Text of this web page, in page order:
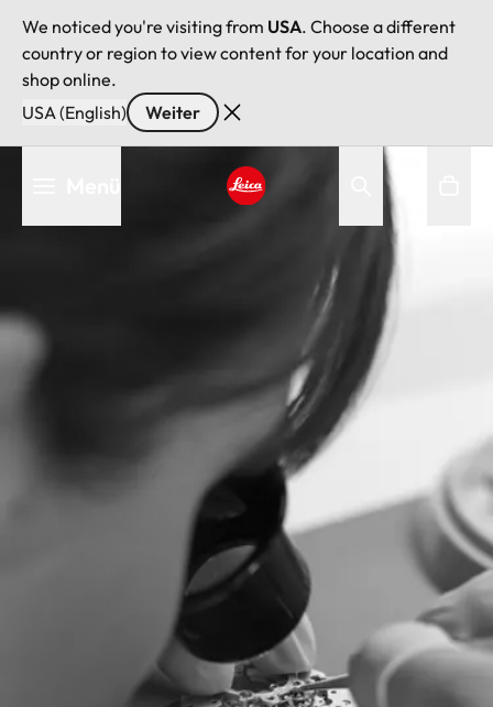
We noticed you're visiting from USA. Choose a different
country or region to view content for your location and
shop online.
USA (English)
Weiter